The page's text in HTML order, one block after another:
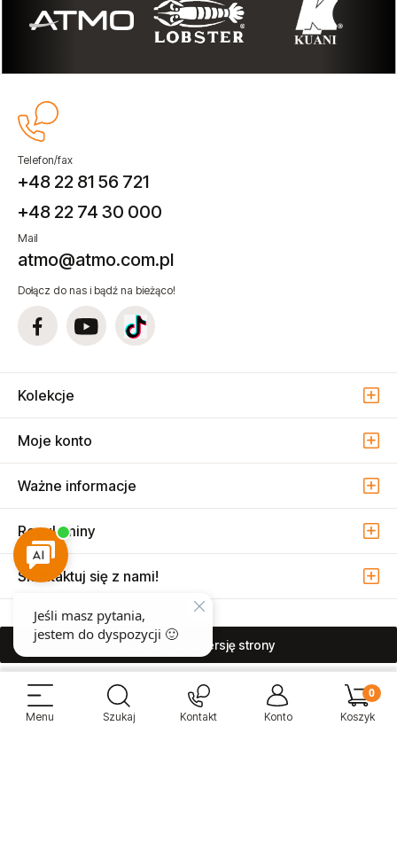
Telefon/fax
+48 22 81 56 721
+48 22 74 30 000
Mail
atmo@atmo.com.pl
Dołącz do nas i bądź na bieżąco!
Kolekcje
Moje konto
Ważne informacje
Regulaminy
Skontaktuj się z nami!
pokaż pełną wersję strony
Sprzedaż i serwis narzędzi pneumatycznych w Warszawie ul. Związkowa
15, 04-522 Warszawa ( Marysin Wawerski )
© 2026 Atmo Sp. z o.o. Wszelkie prawa zastrzeżone.